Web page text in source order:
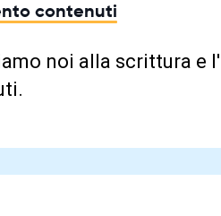
contenuti
noi alla scrittura e